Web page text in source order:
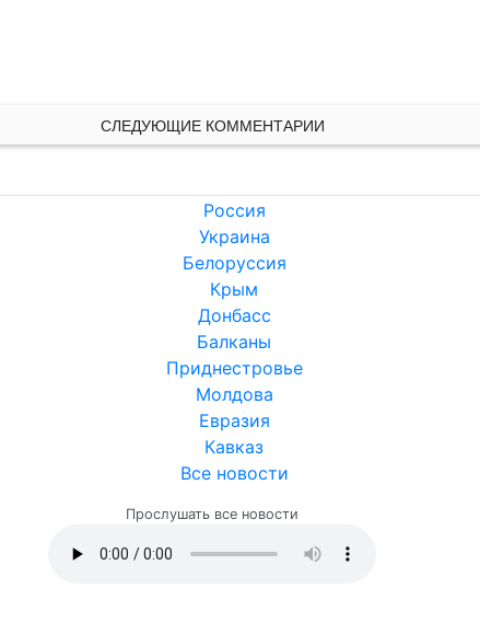
СЛЕДУЮЩИЕ КОММЕНТАРИИ
Россия
Украина
Белоруссия
Крым
Донбасс
Балканы
Приднестровье
Молдова
Евразия
Кавказ
Все новости
Прослушать все новости